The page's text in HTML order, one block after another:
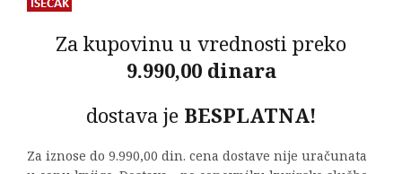
Za kupovinu u vrednosti preko
9.990,00 dinara
dostava je BESPLATNA!
Za iznose do 9.990,00 din. cena dostave nije uračunata